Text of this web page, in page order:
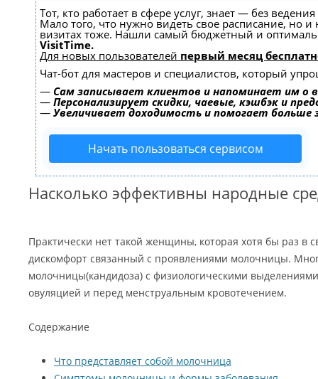
Тот, кто работает в сфере услуг, знает — без
Мало того, что нужно видеть свое расписание, но
визитах тоже. Нашли самый бюджетный и
VisitTime.
Для новых пользователей первый месяц
Чат-бот для мастеров и специалистов, который
— Сам записывает клиентов и напоминает им о
— Персонализирует скидки, чаевые, кэшбэк и
— Увеличивает доходимость и помогает
Начать пользоваться сервисом
Насколько эффективны народные
Практически нет такой женщины, которая хотя бы раз в
дискомфорт связанный с проявлениями молочницы.
молочницы(кандидоза) с физиологическими
овуляцией и перед менструальным кровотечением.
Содержание
Что представляет собой молочница